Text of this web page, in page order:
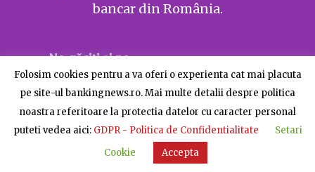
bancar din România.
Ne găsiți și pe
© BankingNews - Toate drepturile rezervate
Despre BankingNews Contact Publicitate
Folosim cookies pentru a va oferi o experienta cat mai placuta
pe site-ul bankingnews.ro. Mai multe detalii despre politica
noastra referitoare la protectia datelor cu caracter personal
puteti vedea aici: GDPR - Politica de Confidentialitate
Setari
Cookie
Accepta